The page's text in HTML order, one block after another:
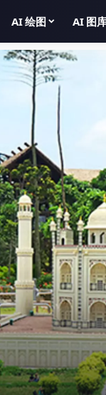
AI 绘图 AI 图